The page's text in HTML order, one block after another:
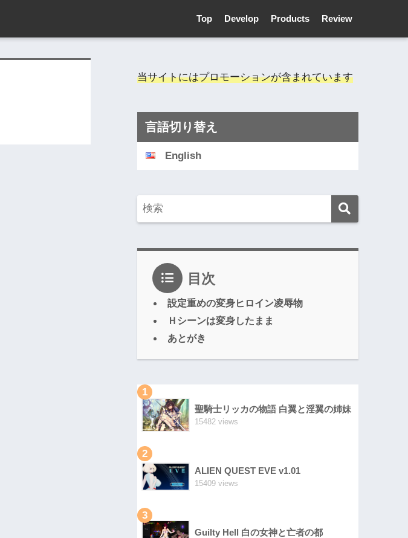
Top Develop Products Review
当サイトにはプロモーションが含まれています
言語切り替え
English
目次
設定重めの変身ヒロイン凌辱物
Ｈシーンは変身したまま
あとがき
1
聖騎士リッカの物語 白翼と淫翼の姉妹
15482 views
2
ALIEN QUEST EVE v1.01
15409 views
3
Guilty Hell 白の女神と亡者の都